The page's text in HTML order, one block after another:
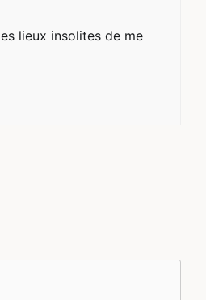
lieux insolites de me